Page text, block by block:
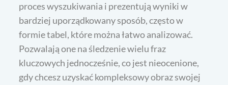
proces wyszukiwania i prezentują wyniki w
bardziej uporządkowany sposób, często w
formie tabel, które można łatwo analizować.
Pozwalają one na śledzenie wielu fraz
kluczowych jednocześnie, co jest nieocenione,
gdy chcesz uzyskać kompleksowy obraz swojej